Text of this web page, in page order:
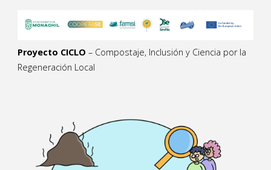
Proyecto CICLO – Compostaje, Inclusión y Ciencia por la
Regeneración Local